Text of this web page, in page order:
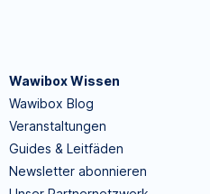
Wawibox Wissen
Wawibox Blog
Veranstaltungen
Guides & Leitfäden
Newsletter abonnieren